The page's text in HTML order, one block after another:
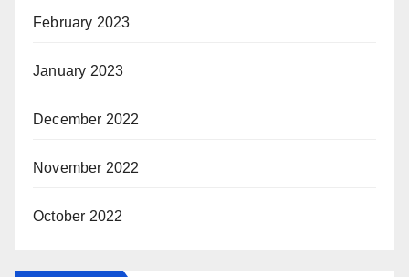
February 2023
January 2023
December 2022
November 2022
October 2022